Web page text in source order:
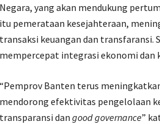
Negara, yang akan mendukung
itu pemerataan kesejahteraan,
transaksi keuangan dan transfaransi.
mempercepat integrasi ekonomi dan
“Pemprov Banten terus
mendorong efektivitas pengelolaan
transparansi dan good governance”